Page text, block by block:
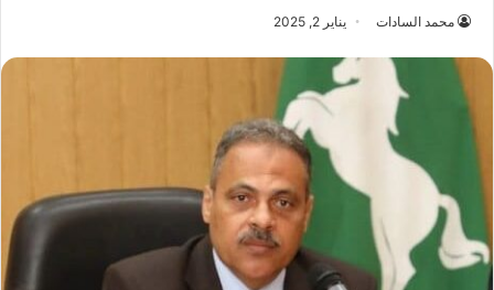
محمد السادات يناير 2, 2025